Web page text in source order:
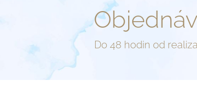
Do 48 hodin od